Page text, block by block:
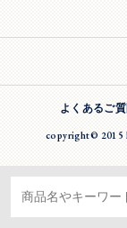
よくあるご
copyright© 2015